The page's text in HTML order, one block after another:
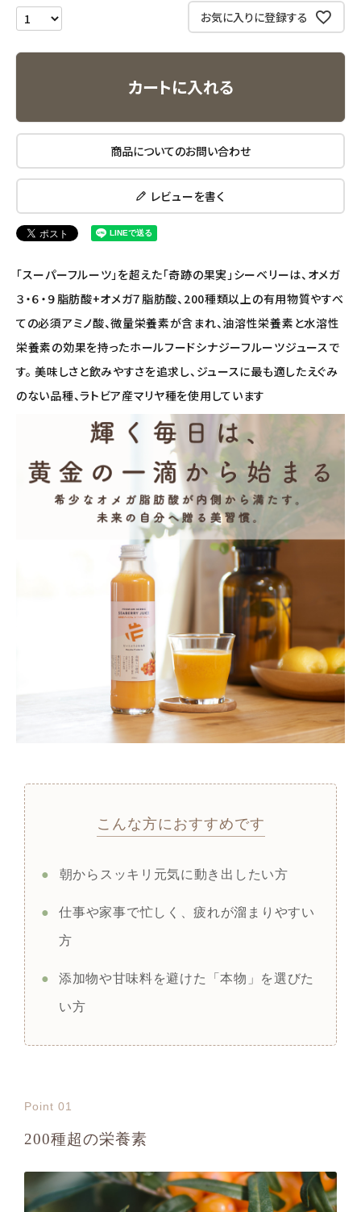
ナチュラムーン
アルモニベルツ
コラム・スタッフのおすすめ
アカウント情報
ようこそ ゲスト 様
会員登録
お気に入りに登録する
カートに入れる
商品についてのお問い合わせ
レビューを書く
「スーパーフルーツ」を超えた「奇跡の果実」シーベリーは、オメガ
３・６・９脂肪酸+オメガ７脂肪酸、200種類以上の有用物質やすべ
ての必須アミノ酸、微量栄養素が含まれ、油溶性栄養素と水溶性
栄養素の効果を持ったホールフードシナジーフルーツジュースで
す。 美味しさと飲みやすさを追求し、ジュースに最も適したえぐみ
のない品種、ラトビア産マリヤ種を使用しています
こんな方におすすめです
● 朝からスッキリ元気に動き出したい方
● 仕事や家事で忙しく、疲れが溜まりやすい
方
● 添加物や甘味料を避けた「本物」を選びた
い方
Point 01
200種超の栄養素